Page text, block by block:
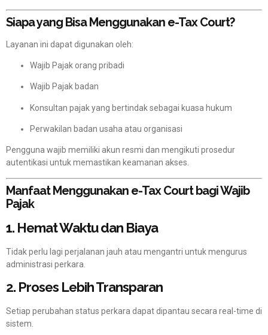
Siapa yang Bisa Menggunakan e-Tax Court?
Layanan ini dapat digunakan oleh:
Wajib Pajak orang pribadi
Wajib Pajak badan
Konsultan pajak yang bertindak sebagai kuasa hukum
Perwakilan badan usaha atau organisasi
Pengguna wajib memiliki akun resmi dan mengikuti prosedur
autentikasi untuk memastikan keamanan akses.
Manfaat Menggunakan e-Tax Court bagi Wajib
Pajak
1. Hemat Waktu dan Biaya
Tidak perlu lagi perjalanan jauh atau mengantri untuk mengurus
administrasi perkara.
2. Proses Lebih Transparan
Setiap perubahan status perkara dapat dipantau secara real-time di
sistem.